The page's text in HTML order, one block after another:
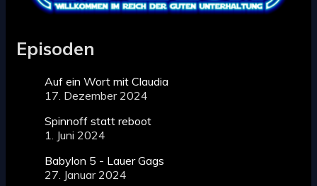
Episoden
Auf ein Wort mit Claudia
17. Dezember 2024
Spinnoff statt reboot
1. Juni 2024
Babylon 5 - Lauer Gags
27. Januar 2024